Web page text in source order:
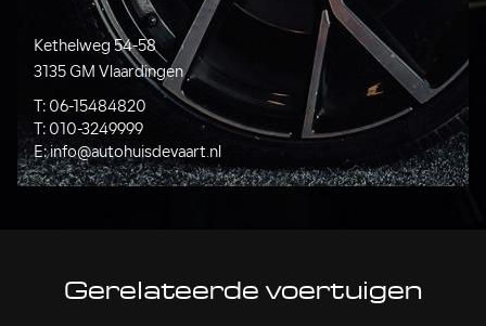
Kethelweg 54-58
3135 GM Vlaardingen
T: 06-15484820
T: 010-3249999
E:info@autohuisdevaart.nl
Gerelateerde voertuigen